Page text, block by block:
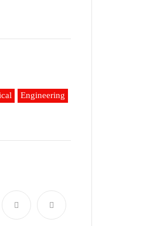
Engineering